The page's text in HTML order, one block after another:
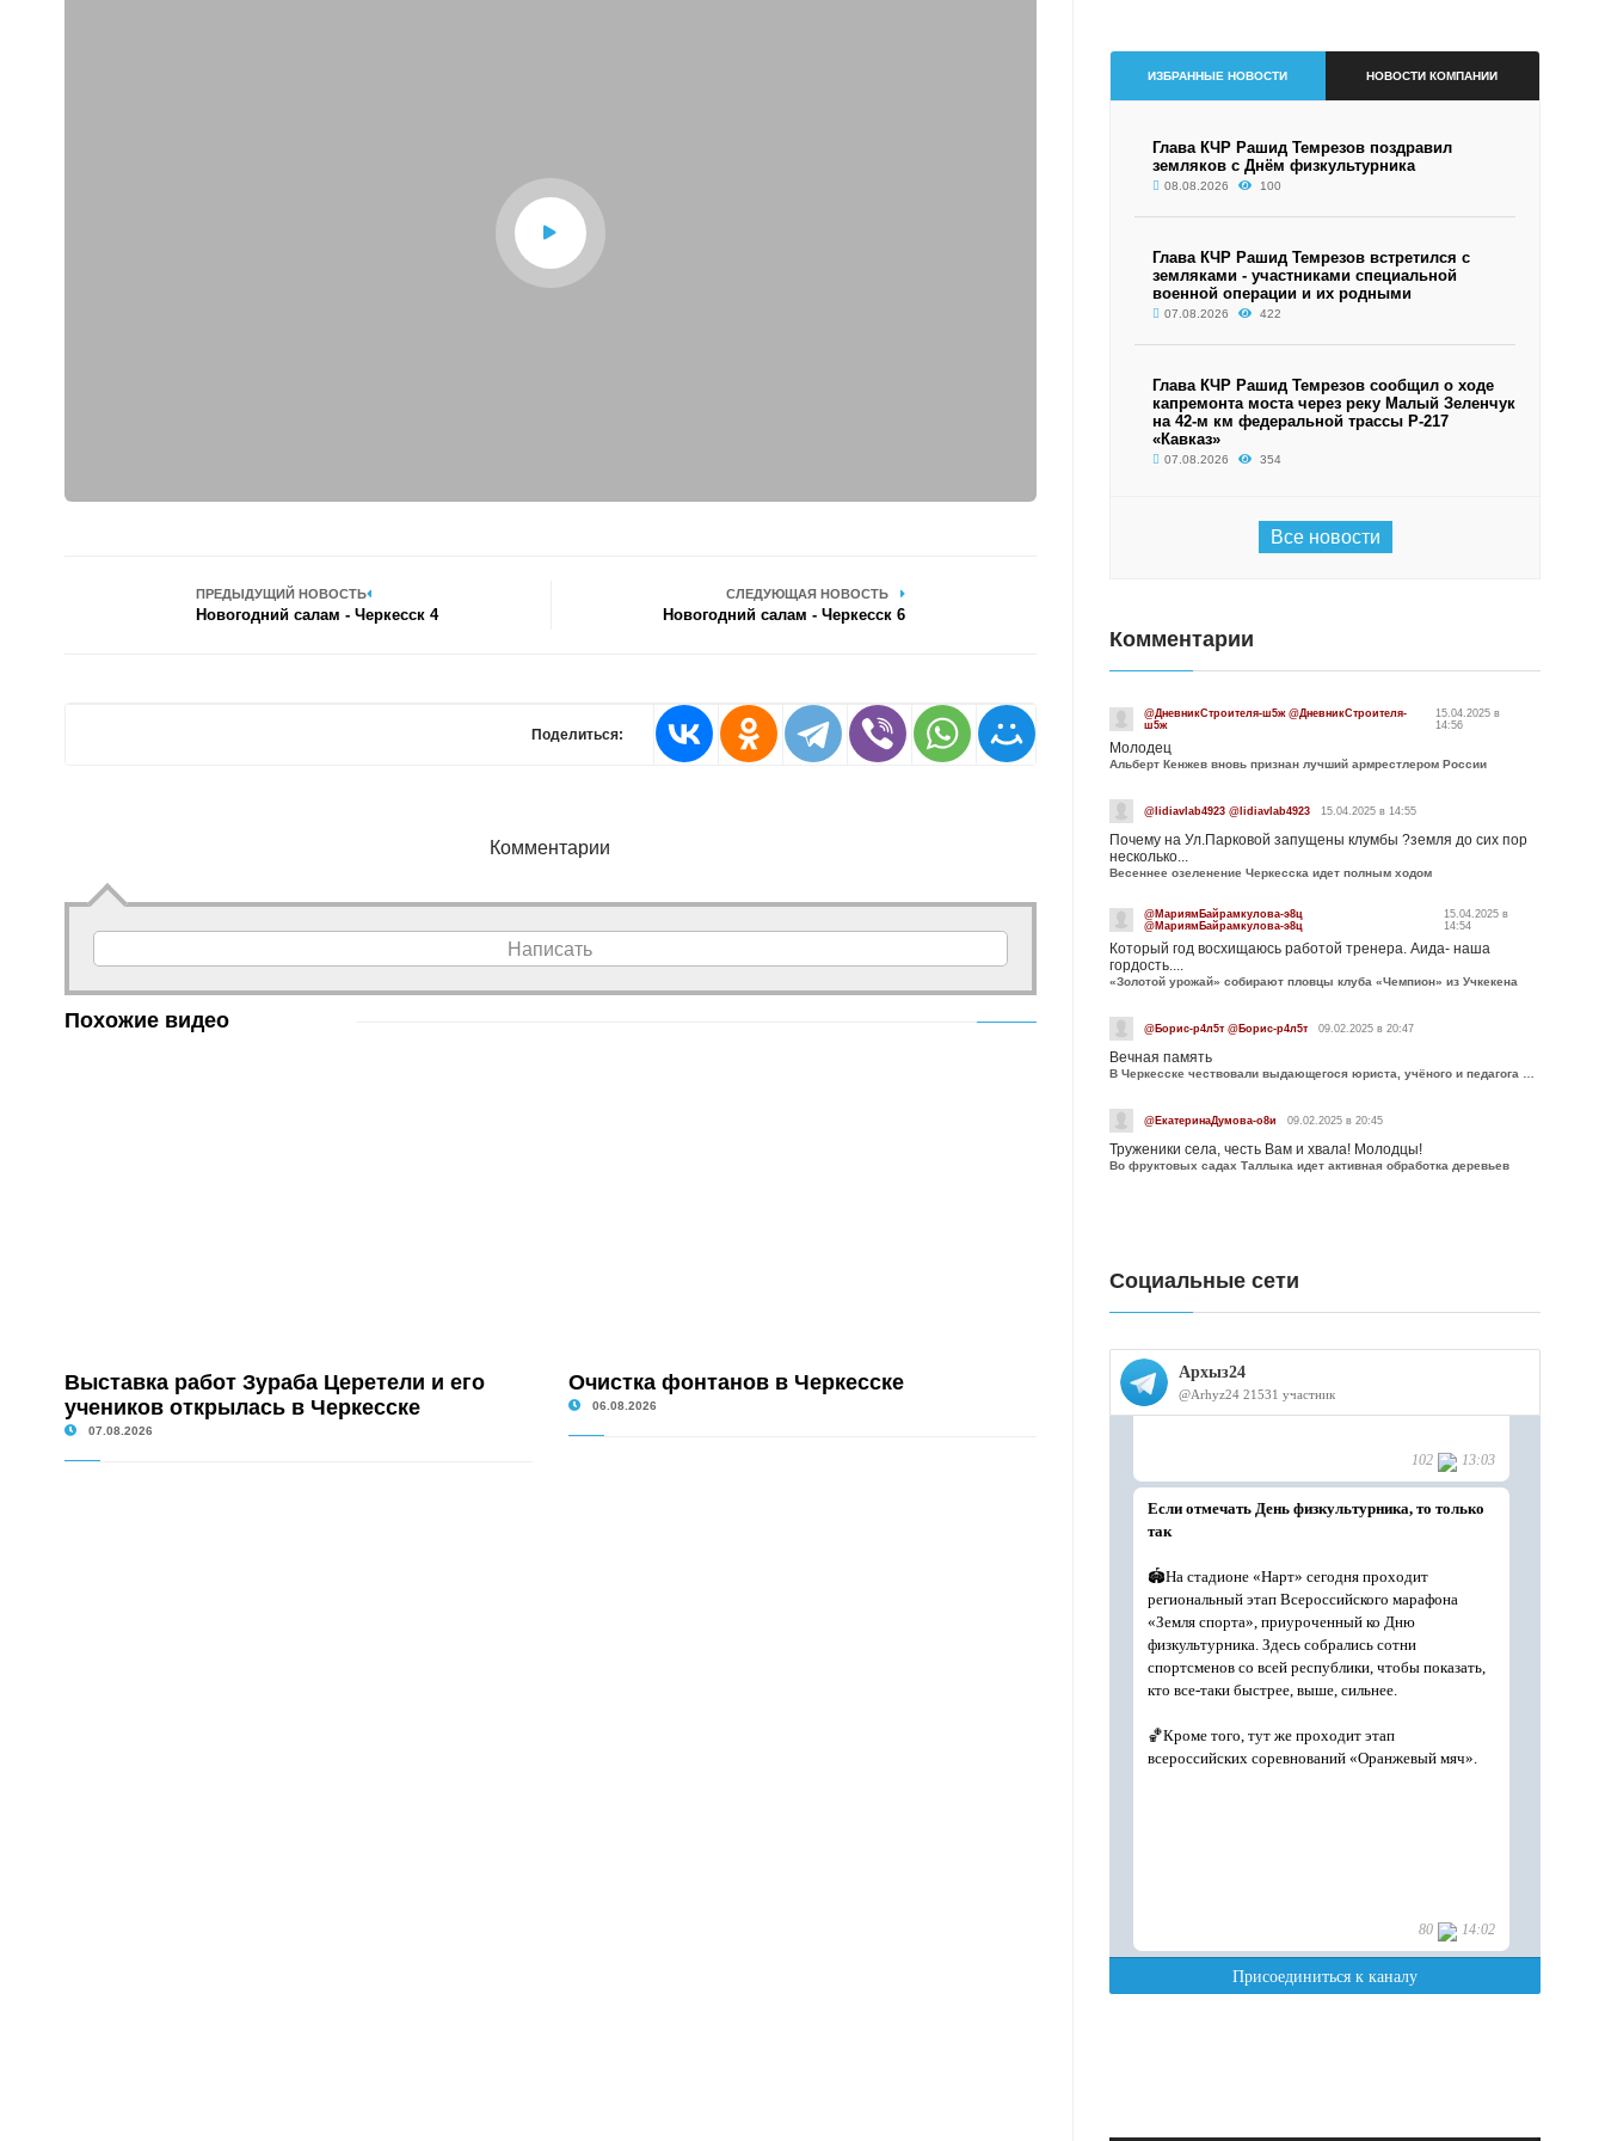
ПРЕДЫДУЩИЙ НОВОСТЬ
Новогодний салам - Черкесск 4
СЛЕДУЮЩАЯ НОВОСТЬ
Новогодний салам - Черкесск 6
Поделиться:
Комментарии
Написать
Похожие видео
Выставка работ Зураба Церетели и его
учеников открылась в Черкесске
07.08.2026
Очистка фонтанов в Черкесске
06.08.2026
ИЗБРАННЫЕ НОВОСТИ НОВОСТИ КОМПАНИИ
Глава КЧР Рашид Темрезов поздравил
земляков с Днём физкультурника
08.08.2026 100
Глава КЧР Рашид Темрезов встретился с
земляками - участниками специальной
военной операции и их родными
07.08.2026 422
Глава КЧР Рашид Темрезов сообщил о ходе
капремонта моста через реку Малый Зеленчук
на 42-м км федеральной трассы Р-217
«Кавказ»
07.08.2026 354
Все новости
Комментарии
@ДневникСтроителя-ш5ж @ДневникСтроителя-
ш5ж
15.04.2025 в
14:56
Молодец
Альберт Кенжев вновь признан лучший армрестлером России
@lidiavlab4923 @lidiavlab4923 15.04.2025 в 14:55
Почему на Ул.Парковой запущены клумбы ?земля до сих пор
несколько...
Весеннее озеленение Черкесска идет полным ходом
@МариямБайрамкулова-э8ц
@МариямБайрамкулова-э8ц
15.04.2025 в
14:54
Который год восхищаюсь работой тренера. Аида- наша
гордость....
«Золотой урожай» собирают пловцы клуба «Чемпион» из Учкекена
@Борис-р4л5т @Борис-р4л5т 09.02.2025 в 20:47
Вечная память
@ЕкатеринаДумова-о8и 09.02.2025 в 20:45
Труженики села, честь Вам и хвала! Молодцы!
Во фруктовых садах Таллыка идет активная обработка деревьев
Социальные сети